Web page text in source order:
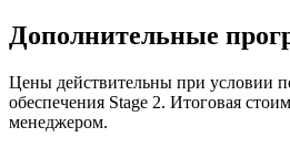
Дополнительные
Цены действительны при условии
обеспечения Stage 2. Итоговая
менеджером.